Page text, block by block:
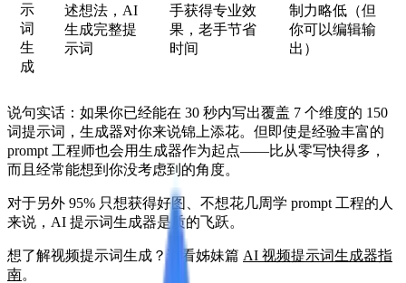
示
词
生
成
述想法，AI
生成完整提
示词
手获得专业效
果，老手节省
时间
制力略低（但
你可以编辑输
出）
说句实话：如果你已经能在 30 秒内写出覆盖 7 个维度的 150
词提示词，生成器对你来说锦上添花。但即使是经验丰富的
prompt 工程师也会用生成器作为起点——比从零写快得多，
而且经常能想到你没考虑到的角度。
对于另外 95% 只想获得好图、不想花几周学 prompt 工程的人
来说，AI 提示词生成器是质的飞跃。
想了解视频提示词生成？请看姊妹篇 AI 视频提示词生成器指
南。